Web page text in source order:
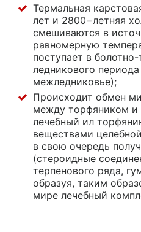
Термальная
лет и 2800−летняя
смешиваются в
равномерную
поступает в
ледникового периода
межледниковье);
Происходит обмен
между торфяником и
лечебный ил
веществами
в свою очередь
(стероидные
терпенового ряда,
образуя, таким
мире лечебный